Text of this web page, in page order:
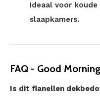
Ideaal voor
slaapkamers.
FAQ - Good
Is dit flanellen